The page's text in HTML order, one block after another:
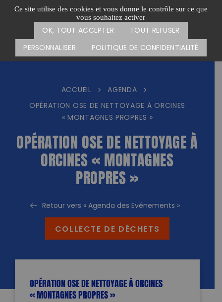
Ce site utilise des cookies et vous donne le contrôle sur ce que
vous souhaitez activer
OK, TOUT ACCEPTER
TOUT REFUSER
PERSONNALISER
POLITIQUE DE CONFIDENTIALITÉ
Passer
Menu
CARTE DES ACTIONS FAIRE UN DON
ACCUEIL > AGENDA
>
OPÉRATION OSE DE NETTOYAGE À ORCINES
« MONTAGNES PROPRES »
OPÉRATION OSE DE NETTOYAGE À
ORCINES « MONTAGNES
PROPRES »
Retour vers « Agenda des Evénements »
COLLECTE DE DÉCHETS
OPÉRATION OSE DE NETTOYAGE À ORCINES
« MONTAGNES PROPRES »